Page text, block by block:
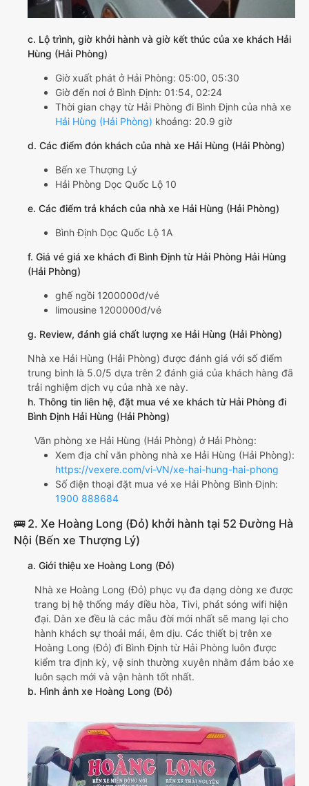
c. Lộ trình, giờ khởi hành và giờ kết thúc của xe khách Hải
Hùng (Hải Phòng)
Giờ xuất phát ở Hải Phòng: 05:00, 05:30
Giờ đến nơi ở Bình Định: 01:54, 02:24
Thời gian chạy từ Hải Phòng đi Bình Định của nhà xe
Hải Hùng (Hải Phòng) khoảng: 20.9 giờ
d. Các điểm đón khách của nhà xe Hải Hùng (Hải Phòng)
Bến xe Thượng Lý
Hải Phòng Dọc Quốc Lộ 10
e. Các điểm trả khách của nhà xe Hải Hùng (Hải Phòng)
Bình Định Dọc Quốc Lộ 1A
f. Giá vé giá xe khách đi Bình Định từ Hải Phòng Hải Hùng
(Hải Phòng)
ghế ngồi 1200000đ/vé
limousine 1200000đ/vé
g. Review, đánh giá chất lượng xe Hải Hùng (Hải Phòng)
Nhà xe Hải Hùng (Hải Phòng) được đánh giá với số điểm
trung bình là 5.0/5 dựa trên 2 đánh giá của khách hàng đã
trải nghiệm dịch vụ của nhà xe này.
h. Thông tin liên hệ, đặt mua vé xe khách từ Hải Phòng đi
Bình Định Hải Hùng (Hải Phòng)
Văn phòng xe Hải Hùng (Hải Phòng) ở Hải Phòng:
Xem địa chỉ văn phòng nhà xe Hải Hùng (Hải Phòng):
https://vexere.com/vi-VN/xe-hai-hung-hai-phong
Số điện thoại đặt mua vé xe Hải Phòng Bình Định:
1900 888684
🚌 2. Xe Hoàng Long (Đỏ) khởi hành tại 52 Đường Hà
Nội (Bến xe Thượng Lý)
a. Giới thiệu xe Hoàng Long (Đỏ)
Nhà xe Hoàng Long (Đỏ) phục vụ đa dạng dòng xe được
trang bị hệ thống máy điều hòa, Tivi, phát sóng wifi hiện
đại. Dàn xe đều là các mẫu đời mới nhất sẽ mang lại cho
hành khách sự thoải mái, êm dịu. Các thiết bị trên xe
Hoàng Long (Đỏ) đi Bình Định từ Hải Phòng luôn được
kiểm tra định kỳ, vệ sinh thường xuyên nhằm đảm bảo xe
luôn sạch mới và vận hành tốt nhất.
b. Hình ảnh xe Hoàng Long (Đỏ)